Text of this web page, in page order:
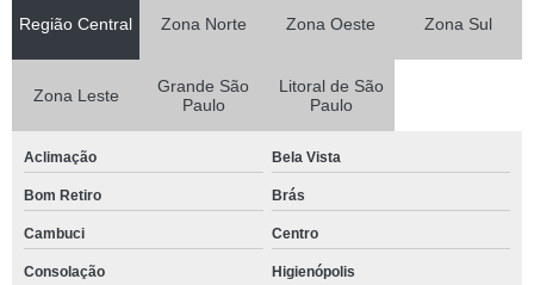
POSTES GALVANIZADOS EM SÃO PAULO
POSTES PARA ILUMINAÇÃO DE QUADRAS ESPORTIVAS
POSTES PARA INSTALAR CAMERAS
POSTES METÁLICOS PARA CÂMERAS DE SEGURANÇA
POSTES METÁLICOS PARA ILUMINAÇÃO PUBLICA
SUPORTE PARA LUMINARIA DE POSTE
Região Central Zona Norte Zona Oeste Zona Sul
Zona Leste
Grande São
Paulo
Litoral de São
Paulo
Aclimação Bela Vista
Bom Retiro Brás
Cambuci Centro
Consolação Higienópolis